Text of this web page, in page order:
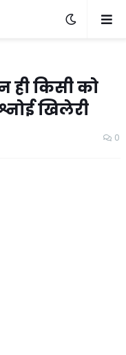
ही किसी को
खिलेरी
0